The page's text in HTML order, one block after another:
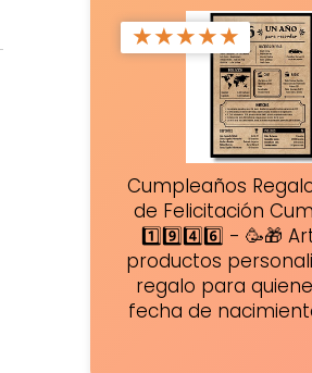
★★★★★
Cumpleaños
de Felicitación
1️⃣9️⃣4️⃣6️⃣ - 🥳🎁
productos
regalo para
fecha de